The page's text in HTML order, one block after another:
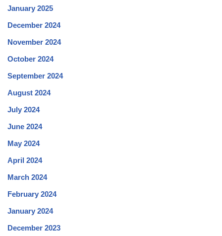
January 2025
December 2024
November 2024
October 2024
September 2024
August 2024
July 2024
June 2024
May 2024
April 2024
March 2024
February 2024
January 2024
December 2023